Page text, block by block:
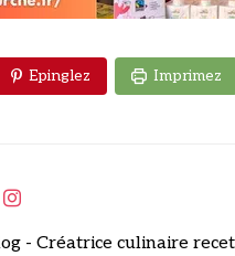
Epinglez Imprimez
- Créatrice culinaire